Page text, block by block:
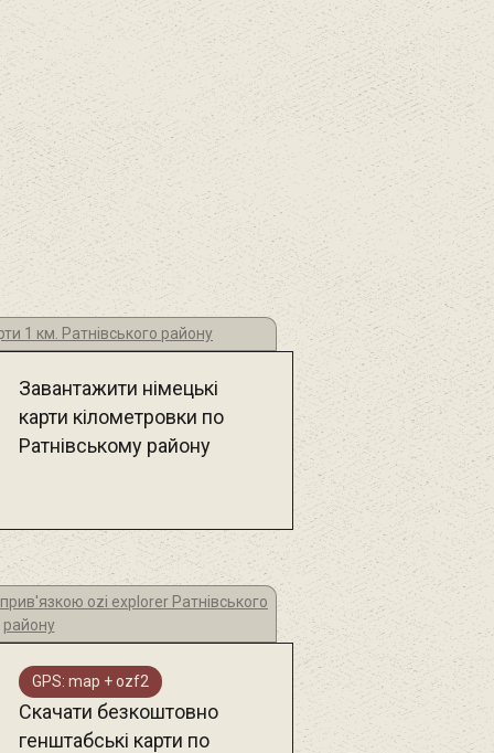
1 км. Ратнівського району
Завантажити німецькі
карти кілометровки по
Ратнівському району
ozi explorer Ратнівського
району
GPS: map + ozf2
Скачати безкоштовно
генштабські карти по